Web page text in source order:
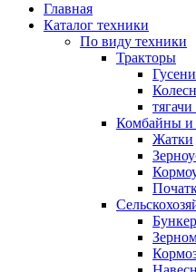
Главная
Каталог техники
По виду техники
Тракторы
Комбайны и
Жатки